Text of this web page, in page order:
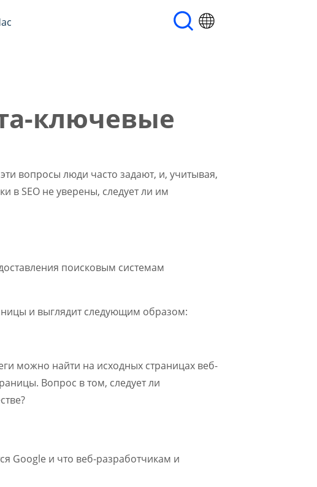
ключевые
вопросы люди часто задают, и, учитывая,
в SEO не уверены, следует ли им
поисковым системам
и выглядит следующим образом:
можно найти на исходных страницах веб-
Вопрос в том, следует ли
Google и что веб-разработчикам и